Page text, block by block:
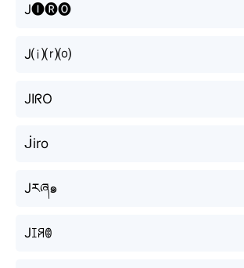
J🅘🅡🅞
J⒤⒭⒪
JIᖇO
ᒎiro
Jརཞ๑
Jꀤꋪꂦ